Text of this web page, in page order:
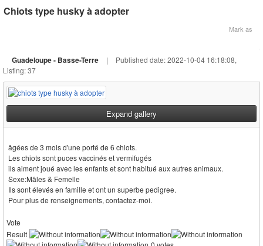
Chiots type husky à adopter
Mark as
Guadeloupe - Basse-Terre |
Published date: 2022-10-04 16:18:08,
Listing: 37
Expand gallery
âgées de 3 mois d'une porté de 6 chiots.
Les chiots sont puces vaccinés et vermifugés
ils aiment joué avec les enfants et sont habitué aux autres animaux.
Sexe:Mâles & Femelle
Ils sont élevés en famille et ont un superbe pedigree.
Pour plus de renseignements, contactez-moi.
Vote
Result